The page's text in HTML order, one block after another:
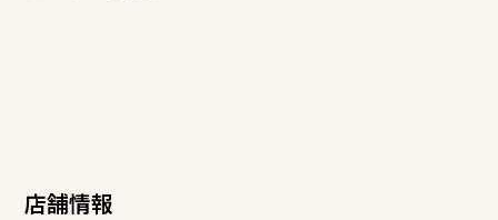
店舗情報